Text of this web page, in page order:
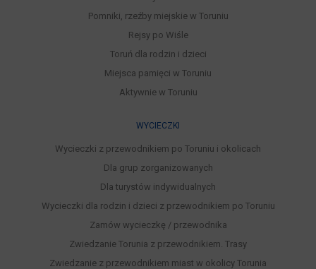
Pomniki, rzeźby miejskie w Toruniu
Rejsy po Wiśle
Toruń dla rodzin i dzieci
Miejsca pamięci w Toruniu
Aktywnie w Toruniu
WYCIECZKI
Wycieczki z przewodnikiem po Toruniu i okolicach
Dla grup zorganizowanych
Dla turystów indywidualnych
Wycieczki dla rodzin i dzieci z przewodnikiem po Toruniu
Zamów wycieczkę / przewodnika
Zwiedzanie Torunia z przewodnikiem. Trasy
Zwiedzanie z przewodnikiem miast w okolicy Torunia